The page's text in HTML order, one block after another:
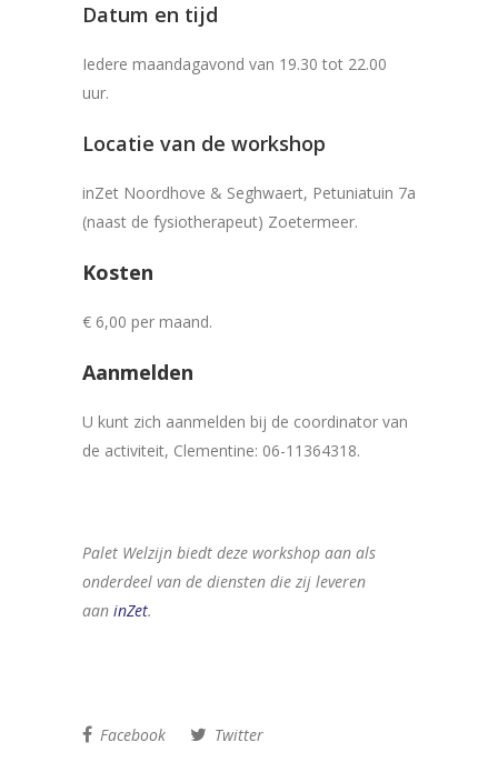
Datum en tijd
Iedere maandagavond van 19.30 tot 22.00
uur.
Locatie van de workshop
inZet Noordhove & Seghwaert, Petuniatuin 7a
(naast de fysiotherapeut) Zoetermeer.
Kosten
€ 6,00 per maand.
Aanmelden
U kunt zich aanmelden bij de coordinator van
de activiteit, Clementine: 06-11364318.
Palet Welzijn biedt deze workshop aan als
onderdeel van de diensten die zij leveren
aan inZet.
Facebook Twitter